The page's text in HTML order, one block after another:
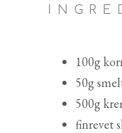
100g
50g
500g
finrevet